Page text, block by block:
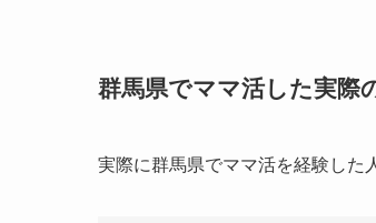
群馬県でママ活した実際
実際に群馬県でママ活を経験した